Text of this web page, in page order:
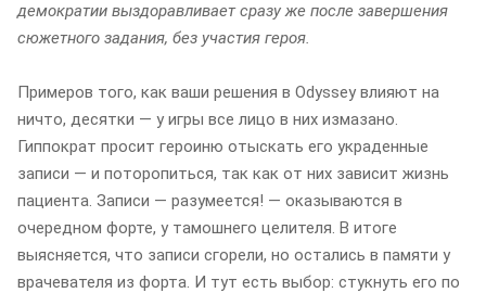
демократии выздоравливает сразу же после завершения
сюжетного задания, без участия героя.
Примеров того, как ваши решения в Odyssey влияют на
ничто, десятки — у игры все лицо в них измазано.
Гиппократ просит героиню отыскать его украденные
записи — и поторопиться, так как от них зависит жизнь
пациента. Записи — разумеется! — оказываются в
очередном форте, у тамошнего целителя. В итоге
выясняется, что записи сгорели, но остались в памяти у
врачевателя из форта. И тут есть выбор: стукнуть его по